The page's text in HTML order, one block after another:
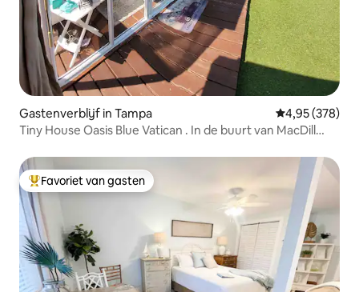
Gastenverblijf in Tampa Gemiddelde
4,95 (378)
Tiny House Oasis Blue Vatican . In de buurt van MacDill
Topfavoriet van gasten
Favoriet van gasten